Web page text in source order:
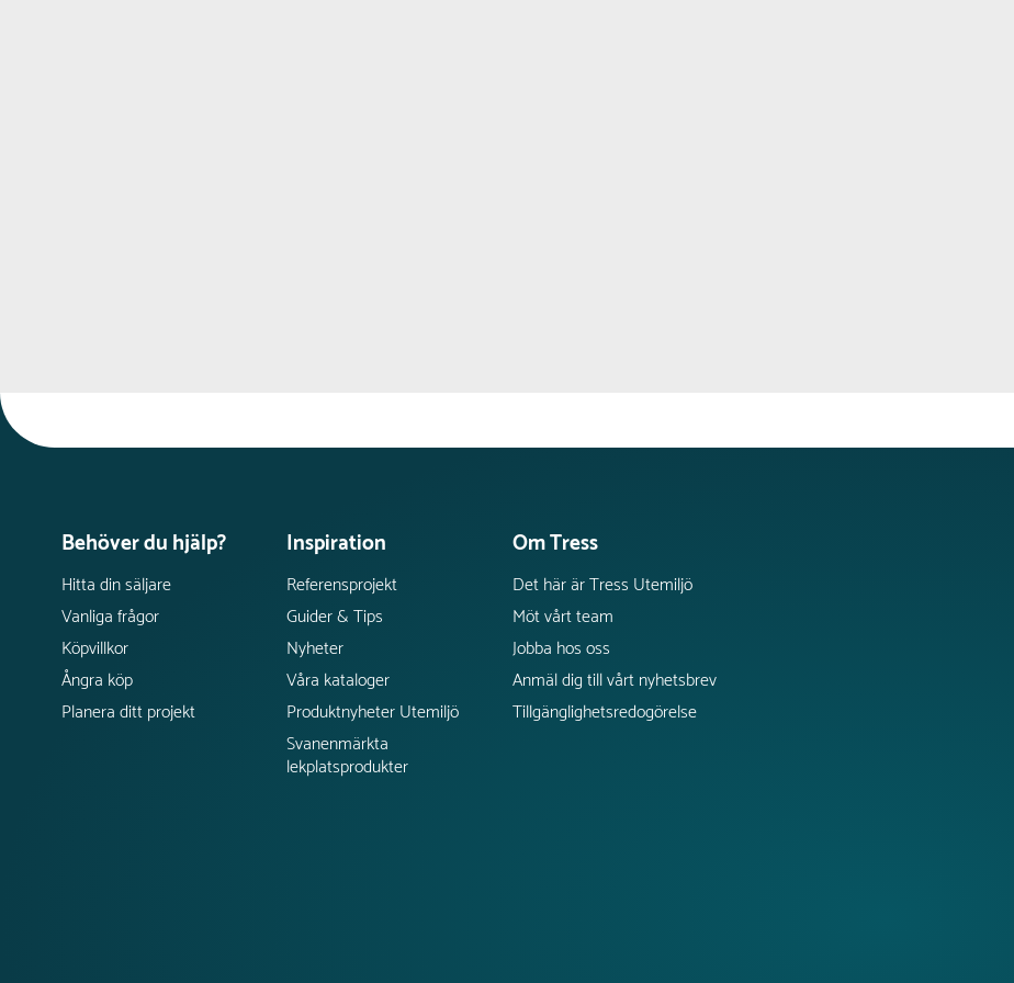
Behöver du hjälp?
Hitta din säljare
Vanliga frågor
Köpvillkor
Ångra köp
Planera ditt projekt
Inspiration
Referensprojekt
Guider & Tips
Nyheter
Våra kataloger
Produktnyheter Utemiljö
Svanenmärkta
lekplatsprodukter
Om Tress
Det här är Tress Utemiljö
Möt vårt team
Jobba hos oss
Anmäl dig till vårt nyhetsbrev
Tillgänglighetsredogörelse